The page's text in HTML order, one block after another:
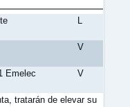
L
V
Emelec V
tratarán de elevar su